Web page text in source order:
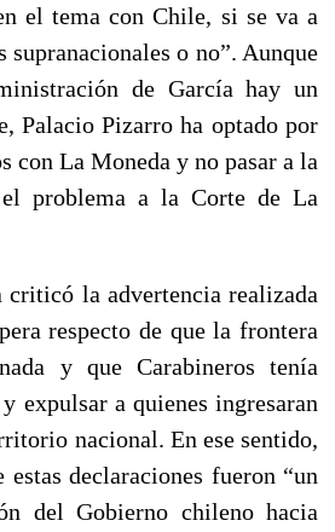
el tema con Chile, si se va a
o no”. Aunque
de García hay un
Palacio Pizarro ha optado por
con La Moneda y no pasar a la
problema a la Corte de La
criticó la advertencia realizada
respecto de que la frontera
y que Carabineros tenía
expulsar a quienes ingresaran
nacional. En ese sentido,
declaraciones fueron “un
del Gobierno chileno hacia